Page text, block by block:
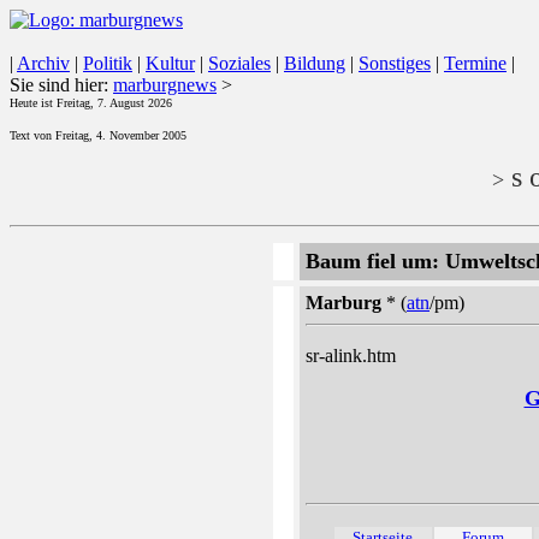
| Archiv | Politik | Kultur| Soziales | Bildung | Sonstiges | Termine |
Sie sind hier: marburgnews >
Heute ist Freitag, 7. August 2026
Text von Freitag, 4. November 2005
> s
Baum fiel um:
Marburg * (atn/pm)
sr-alink.htm